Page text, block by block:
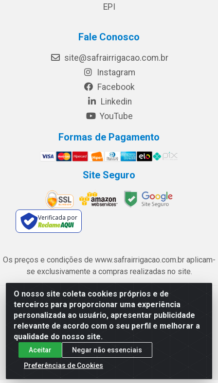
O nosso site coleta cookies próprios e de
terceiros para proporcionar uma experiência
personalizada ao usuário, apresentar publicidade
relevante de acordo com o seu perfil e melhorar a
qualidade do nosso site.
Aceitar
Negar não essenciais
Preferências de Cookies
EPI
Fale Conosco
site@safrairrigacao.com.br
Instagram
Facebook
Linkedin
YouTube
Formas de Pagamento
Site Seguro
Verificada por
Os preços e condições de www.safrairrigacao.com.br aplicam-
se exclusivamente a compras realizadas no site.
Safra Agrícola e Pecuária LTDA - Avenida Castelo Branco, 5330 -
Esplanada dos Anicuns, Goiânia/GO - CEP 74.433-205 - CNPJ
06.315.490/0001-00